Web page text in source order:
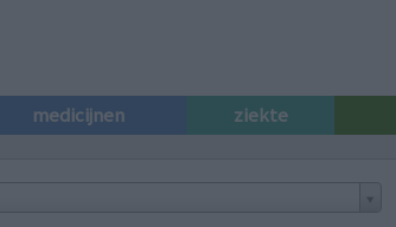
medicijnen ziekte